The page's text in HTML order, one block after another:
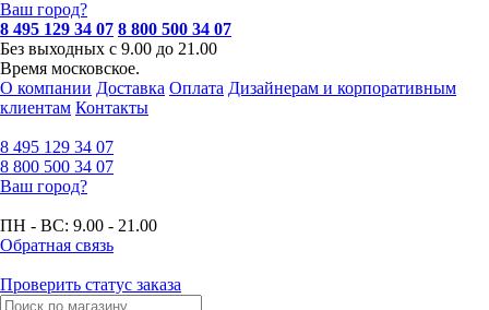
Ваш город?
8 495 129 34 07 8 800 500 34 07
Без выходных с 9.00 до 21.00
Время московское.
О компании Доставка Оплата Дизайнерам и корпоративным
клиентам Контакты
8 495 129 34 07
8 800 500 34 07
Ваш город?
ПН - ВС: 9.00 - 21.00
Обратная связь
Проверить статус заказа